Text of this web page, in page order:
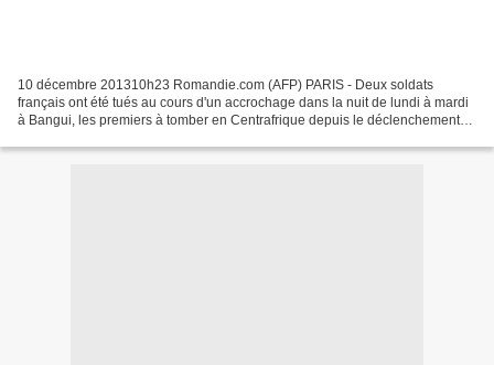
10 décembre 201310h23 Romandie.com (AFP) PARIS - Deux soldats
français ont été tués au cours d'un accrochage dans la nuit de lundi à mardi
à Bangui, les premiers à tomber en Centrafrique depuis le déclenchement